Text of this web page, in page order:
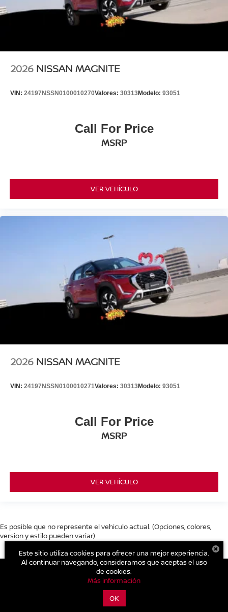
2026 NISSAN MAGNITE
VIN: 24197NSSN0100010270Valores: 30313Modelo: 93051
Call For Price
MSRP
VER VEHÍCULO
2026 NISSAN MAGNITE
VIN: 24197NSSN0100010271Valores: 30313Modelo: 93051
Call For Price
MSRP
VER VEHÍCULO
Es posible que no represente el vehiculo actual. (Opciones, colores,
version y estilo pueden variar)
| Ventas:
Mapa del sitio
Este sitio utiliza cookies para ofrecer una mejor experiencia.
Al continuar navegando, consideramos que aceptas el uso
de cookies.
Más información
OK